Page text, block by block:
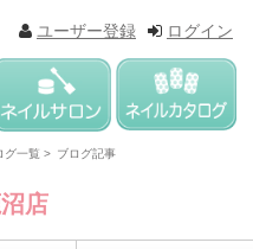
ログイン
ユーザー登録
グ一覧 > ブログ記事
店